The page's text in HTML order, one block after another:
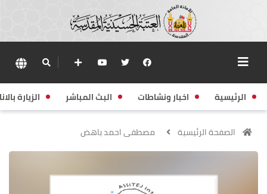
الرئيسية اخبار ونشاطات البث المباشر الزيارة
الصفحة الرئيسية مصطفى احمد باهض